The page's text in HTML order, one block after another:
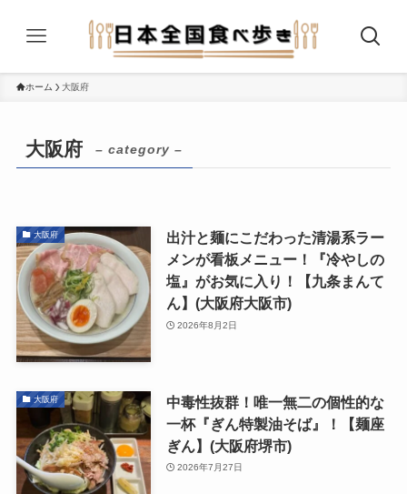
ホーム 大阪府
大阪府 – category –
大阪府
出汁と麺にこだわった清湯系ラー
メンが看板メニュー！『冷やしの
塩』がお気に入り！【九条まんて
ん】(大阪府大阪市)
2026年8月2日
大阪府
中毒性抜群！唯一無二の個性的な
一杯『ぎん特製油そば』！【麺座
ぎん】(大阪府堺市)
2026年7月27日